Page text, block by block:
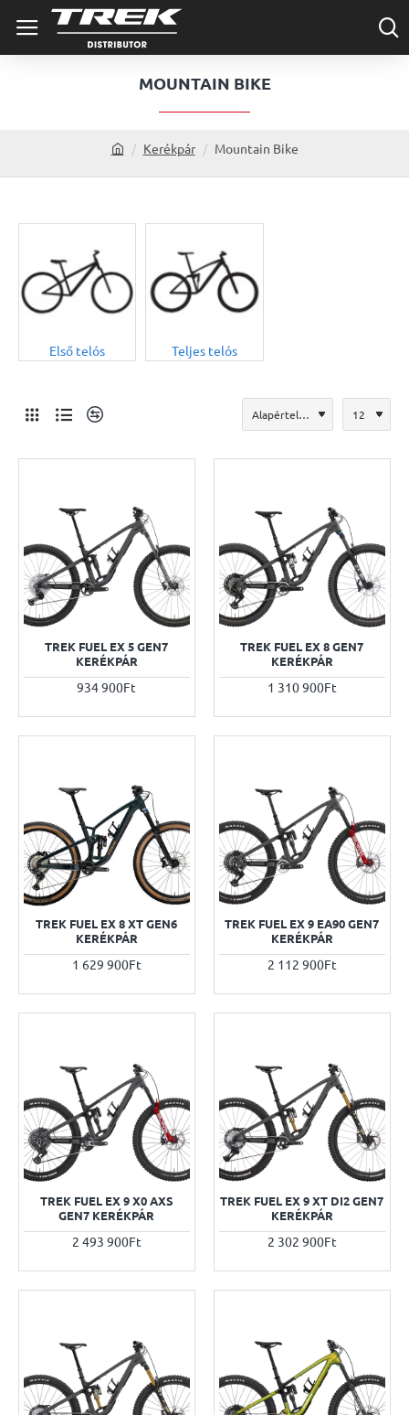
MOUNTAIN BIKE
o
e
Kerékpár Mountain Bike
Első telós Teljes telós
TREK FUEL EX 5 GEN7
KERÉKPÁR
934 900Ft
TREK FUEL EX 8 GEN7
KERÉKPÁR
1 310 900Ft
TREK FUEL EX 8 XT GEN6
KERÉKPÁR
1 629 900Ft
TREK FUEL EX 9 EA90 GEN7
KERÉKPÁR
2 112 900Ft
TREK FUEL EX 9 X0 AXS
GEN7 KERÉKPÁR
2 493 900Ft
TREK FUEL EX 9 XT DI2 GEN7
KERÉKPÁR
2 302 900Ft